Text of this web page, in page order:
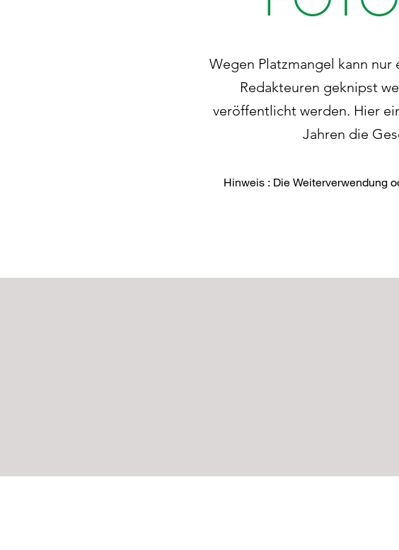
Wegen Platzmangel kann
Redakteuren geknipst
veröffentlicht werden. Hier
Jahren die
Hinweis : Die Weiterverwendung